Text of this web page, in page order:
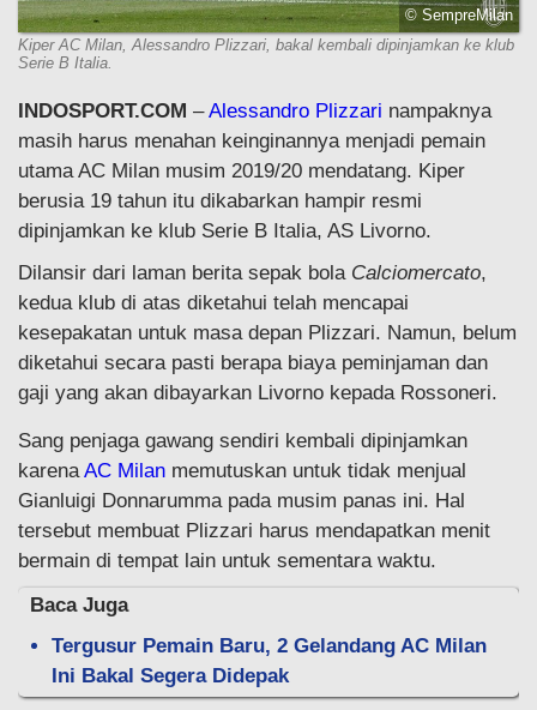
© SempreMilan
Kiper AC Milan, Alessandro Plizzari, bakal kembali dipinjamkan ke klub
Serie B Italia.
INDOSPORT.COM –Alessandro Plizzari nampaknya
masih harus menahan keinginannya menjadi pemain
utama AC Milan musim 2019/20 mendatang. Kiper
berusia 19 tahun itu dikabarkan hampir resmi
dipinjamkan ke klub Serie B Italia, AS Livorno.
Dilansir dari laman berita sepak bola Calciomercato,
kedua klub di atas diketahui telah mencapai
kesepakatan untuk masa depan Plizzari. Namun, belum
diketahui secara pasti berapa biaya peminjaman dan
gaji yang akan dibayarkan Livorno kepada Rossoneri.
Sang penjaga gawang sendiri kembali dipinjamkan
karena AC Milan memutuskan untuk tidak menjual
Gianluigi Donnarumma pada musim panas ini. Hal
tersebut membuat Plizzari harus mendapatkan menit
bermain di tempat lain untuk sementara waktu.
Baca Juga
Tergusur Pemain Baru, 2 Gelandang AC Milan
Ini Bakal Segera Didepak